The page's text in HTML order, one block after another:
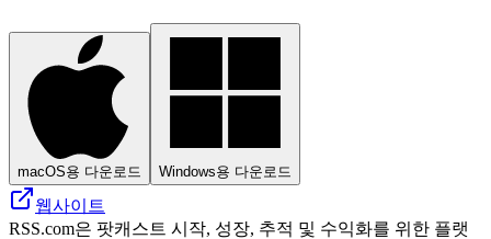
macOS용 다운로드 Windows용 다운로드
웹사이트
RSS.com은 팟캐스트 시작, 성장, 추적 및 수익화를 위한 플랫